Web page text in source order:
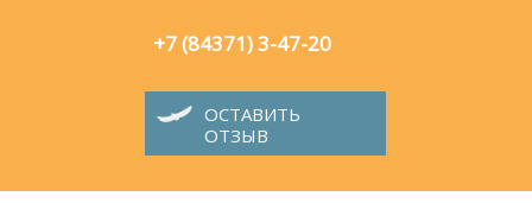
+7 (84371) 3-47-20
ОСТАВИТЬ
ОТЗЫВ